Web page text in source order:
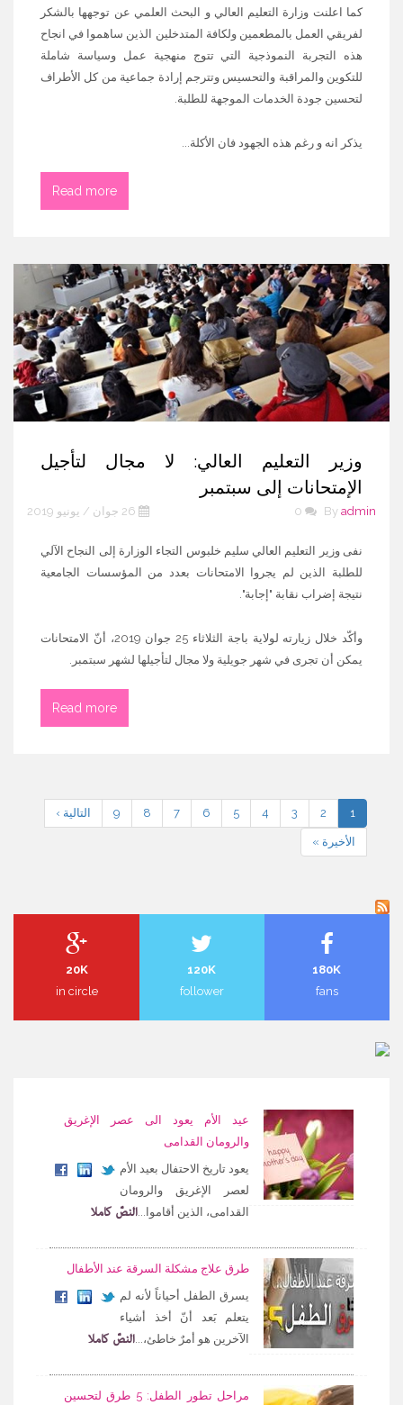
كما اعلنت وزارة التعليم العالي و البحث العلمي عن توجهها بالشكر
لفريقي العمل بالمطعمين ولكافة المتدخلين الذين ساهموا في انجاح
هذه التجربة النموذجية التي تتوج منهجية عمل وسياسة شاملة
للتكوين والمراقبة والتحسيس وتترجم إرادة جماعية من كل الأطراف
لتحسين جودة الخدمات الموجهة للطلبة.
يذكر انه و رغم هذه الجهود فان الأكلة...
Read more
وزير التعليم العالي: لا مجال لتأجيل
الإمتحانات إلى سبتمبر
By admin
نفى وزير التعليم العالي سليم خلبوس التجاء الوزارة إلى النجاح الآلي
للطلبة الذين لم يجروا الامتحانات بعدد من المؤسسات الجامعية
نتيجة إضراب نقابة "إجابة".
وأكّد خلال زيارته لولاية باجة الثلاثاء 25 جوان 2019، أنّ الامتحانات
يمكن أن تجرى في شهر جويلية ولا مجال لتأجيلها لشهر سبتمبر.
Read more
1
2
3
4
5
6
7
8
9 التالية ›
الأخيرة »
180K
fans
120K
follower
20K
in circle
عيد الأم يعود الى عصر الإغريق
والرومان القدامى
يعود تاريخ الاحتفال بعيد الأم
لعصر الإغريق والرومان
القدامى، الذين أقاموا... النصّ كاملا
طرق علاج مشكلة السرقة عند الأطفال
يسرق الطفل أحياناً لأنه لم
يتعلم بَعد أنّ أخذ أشياء
الآخرين هو أمرٌ خاطئ،... النصّ كاملا
مراحل تطور الطفل: 5 طرق لتحسين